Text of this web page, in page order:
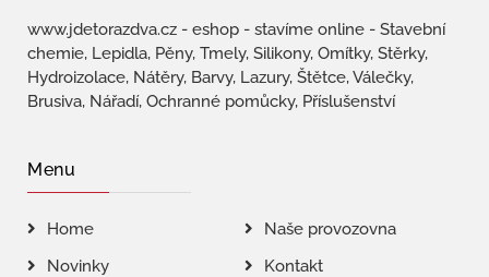
www.jdetorazdva.cz - eshop - stavíme online - Stavební
chemie, Lepidla, Pěny, Tmely, Silikony, Omítky, Stěrky,
Hydroizolace, Nátěry, Barvy, Lazury, Štětce, Válečky,
Brusiva, Nářadí, Ochranné pomůcky, Příslušenství
Menu
Home
Naše provozovna
Novinky
Kontakt